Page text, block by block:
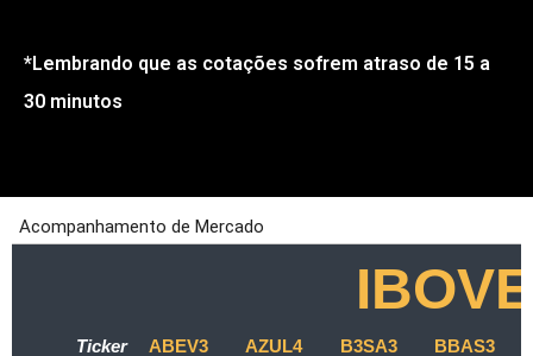
*Lembrando que as cotações sofrem atraso de 15 a
30 minutos